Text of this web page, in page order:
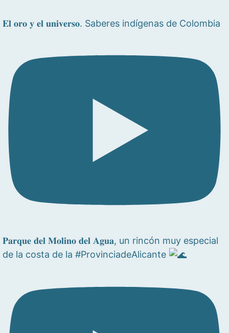
𝐄𝐥 𝐨𝐫𝐨 𝐲 𝐞𝐥 𝐮𝐧𝐢𝐯𝐞𝐫𝐬𝐨. Saberes indígenas de Colombia
𝐏𝐚𝐫𝐪𝐮𝐞 𝐝𝐞𝐥 𝐌𝐨𝐥𝐢𝐧𝐨 𝐝𝐞𝐥 𝐀𝐠𝐮𝐚, un rincón muy especial
de la costa de la #ProvinciadeAlicante